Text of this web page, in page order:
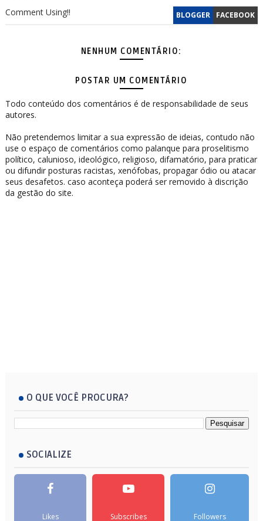
BLOGGER FACEBOOK
Comment Using!!
NENHUM COMENTÁRIO:
POSTAR UM COMENTÁRIO
Todo conteúdo dos comentários é de responsabilidade de seus
autores.
Não pretendemos limitar a sua expressão de ideias, contudo não
use o espaço de comentários como palanque para proselitismo
político, calunioso, ideológico, religioso, difamatório, para praticar
ou difundir posturas racistas, xenófobas, propagar ódio ou atacar
seus desafetos. caso aconteça poderá ser removido à discrição
da gestão do site.
O QUE VOCÊ PROCURA?
SOCIALIZE
Likes Subscribes Followers